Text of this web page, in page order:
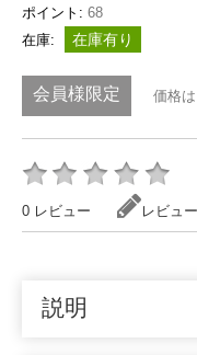
ポイント: 68
在庫:
在庫有り
会員様限定 価格
0 レビュー レビュ
説明